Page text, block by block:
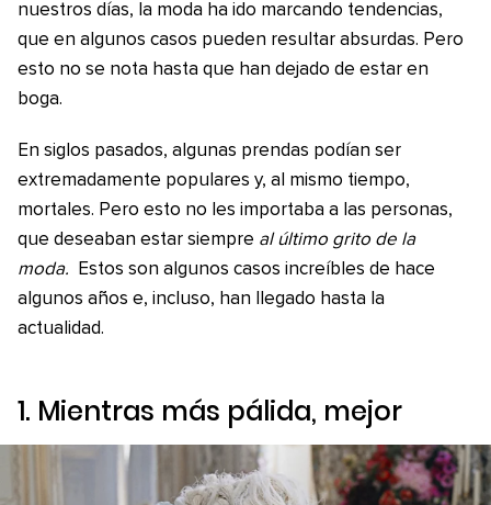
nuestros días, la moda ha ido marcando tendencias,
que en algunos casos pueden resultar absurdas. Pero
esto no se nota hasta que han dejado de estar en
boga.
En siglos pasados, algunas prendas podían ser
extremadamente populares y, al mismo tiempo,
mortales. Pero esto no les importaba a las personas,
que deseaban estar siempre al último grito de la
moda.
Estos son algunos casos increíbles de hace
algunos años e, incluso, han llegado hasta la
actualidad.
1. Mientras más pálida, mejor